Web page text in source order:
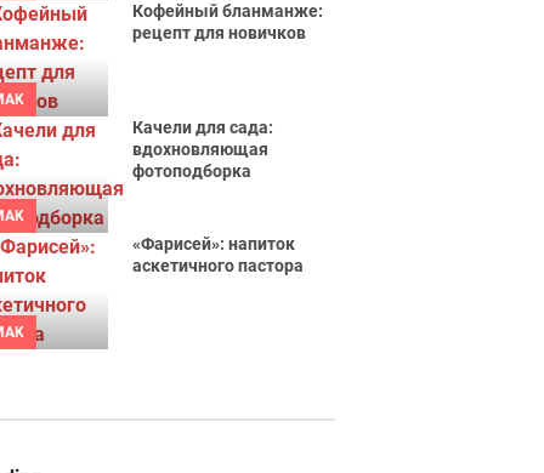
Кофейный бланманже:
рецепт для новичков
Качели для сада:
вдохновляющая
фотоподборка
«Фарисей»: напиток
аскетичного пастора